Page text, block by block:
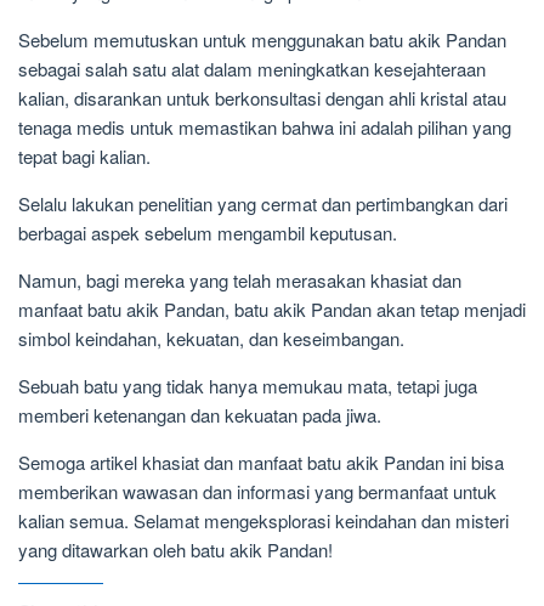
Sebelum memutuskan untuk menggunakan batu akik Pandan
sebagai salah satu alat dalam meningkatkan kesejahteraan
kalian, disarankan untuk berkonsultasi dengan ahli kristal atau
tenaga medis untuk memastikan bahwa ini adalah pilihan yang
tepat bagi kalian.
Selalu lakukan penelitian yang cermat dan pertimbangkan dari
berbagai aspek sebelum mengambil keputusan.
Namun, bagi mereka yang telah merasakan khasiat dan
manfaat batu akik Pandan, batu akik Pandan akan tetap menjadi
simbol keindahan, kekuatan, dan keseimbangan.
Sebuah batu yang tidak hanya memukau mata, tetapi juga
memberi ketenangan dan kekuatan pada jiwa.
Semoga artikel khasiat dan manfaat batu akik Pandan ini bisa
memberikan wawasan dan informasi yang bermanfaat untuk
kalian semua. Selamat mengeksplorasi keindahan dan misteri
yang ditawarkan oleh batu akik Pandan!